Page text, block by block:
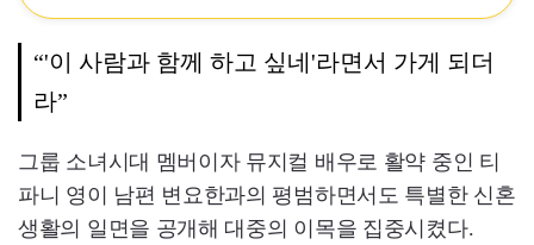
“'이 사람과 함께 하고 싶네'라면서 가게 되더
라”
그룹 소녀시대 멤버이자 뮤지컬 배우로 활약 중인 티
파니 영이 남편 변요한과의 평범하면서도 특별한 신혼
생활의 일면을 공개해 대중의 이목을 집중시켰다.